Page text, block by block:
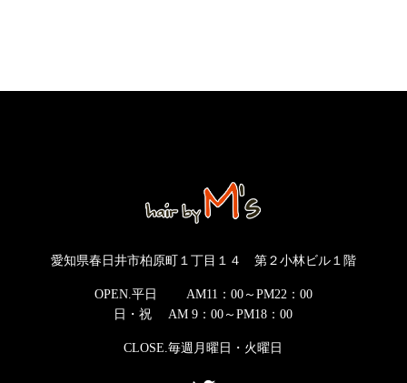
愛知県春日井市柏原町１丁目１４ 第２小林ビル１階
OPEN.平日 AM11：00～PM22：00
日・祝 AM 9：00～PM18：00
CLOSE.毎週月曜日・火曜日